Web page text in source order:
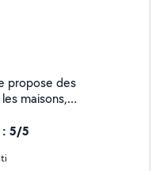
propose des
maisons,
le montage de
que divers travaux de
un travail de
: 5/5